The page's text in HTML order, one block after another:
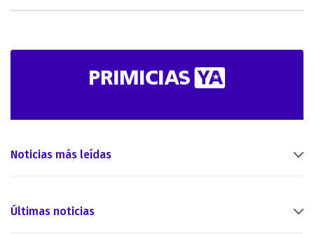
Noticias más leídas
Últimas noticias